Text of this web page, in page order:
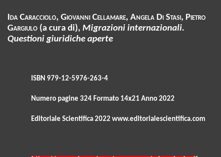
Ida Caracciolo, Giovanni Cellamare, Angela Di Stasi, Pietro
Gargiulo (a cura di), Migrazioni internazionali.
Questioni giuridiche aperte
ISBN 979-12-5976-263-4
Numero pagine 324 Formato 14x21 Anno 2022
Editoriale Scientifica 2022 www.editorialescientifica.com